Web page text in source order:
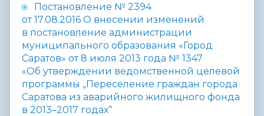
Постановление № 2394
от 17.08.2016 О внесении изменений
в постановление администрации
муниципального образования «Город
Саратов» от 8 июля 2013 года № 1347
«Об утверждении ведомственной целевой
программы „Переселение граждан города
Саратова из аварийного жилищного фонда
в 2013–2017 годах“